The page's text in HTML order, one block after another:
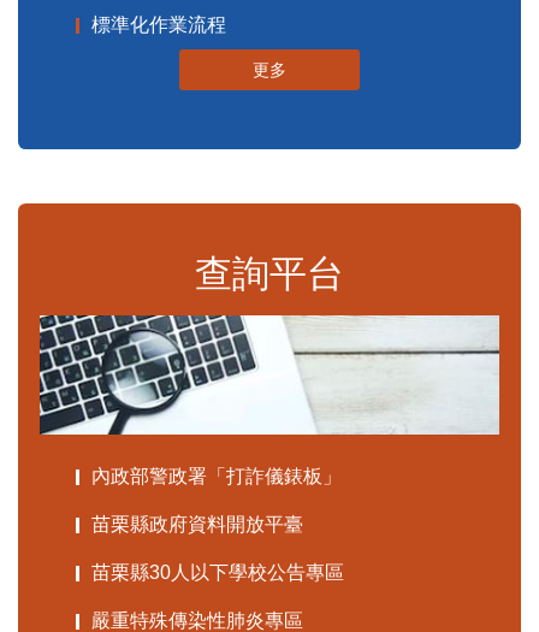
標準化作業流程
更多
查詢平台
內政部警政署「打詐儀錶板」
苗栗縣政府資料開放平臺
苗栗縣30人以下學校公告專區
嚴重特殊傳染性肺炎專區